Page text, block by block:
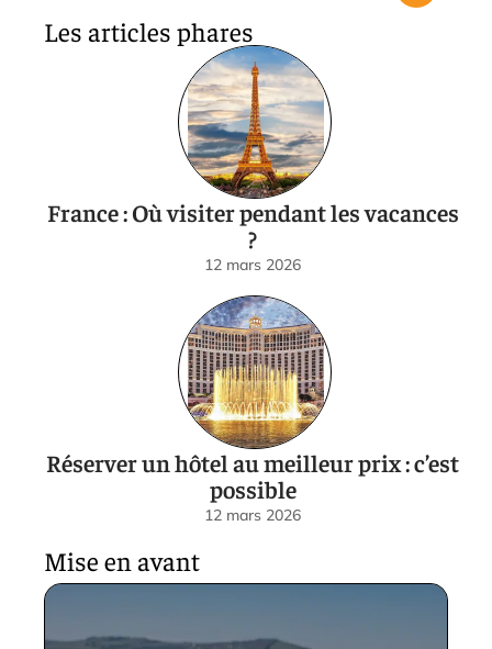
Les articles phares
France : Où visiter pendant les vacances
?
12 mars 2026
Réserver un hôtel au meilleur prix : c’est
possible
12 mars 2026
Mise en avant